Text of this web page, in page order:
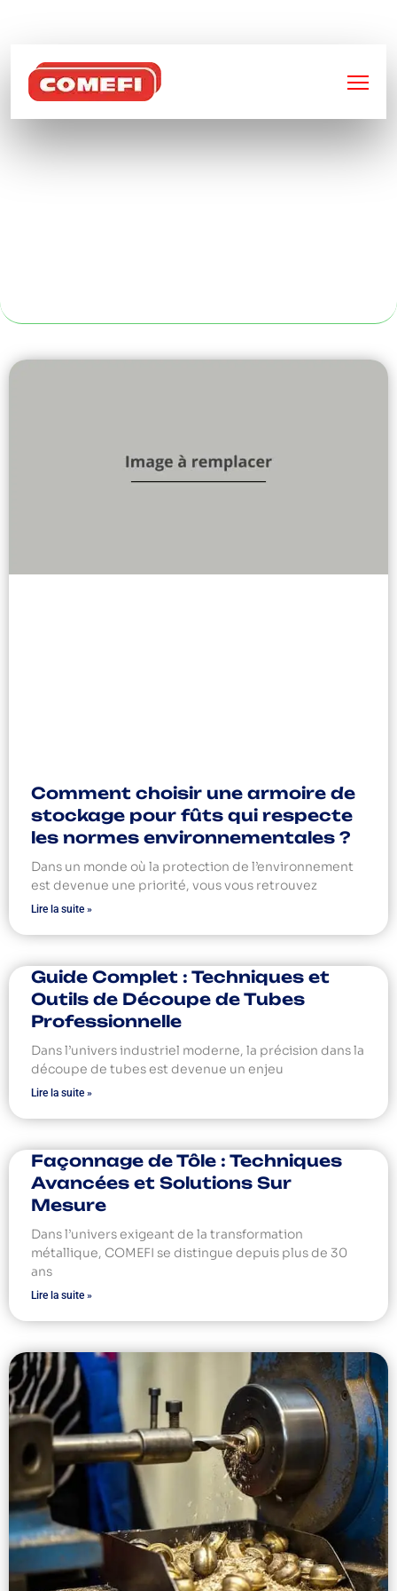
SOUDEUR
Comment choisir une armoire de
stockage pour fûts qui respecte
les normes environnementales ?
Dans un monde où la protection de l’environnement
est devenue une priorité, vous vous retrouvez
Lire la suite »
Guide Complet : Techniques et
Outils de Découpe de Tubes
Professionnelle
Dans l’univers industriel moderne, la précision dans la
découpe de tubes est devenue un enjeu
Lire la suite »
Façonnage de Tôle : Techniques
Avancées et Solutions Sur
Mesure
Dans l’univers exigeant de la transformation
métallique, COMEFI se distingue depuis plus de 30
ans
Lire la suite »